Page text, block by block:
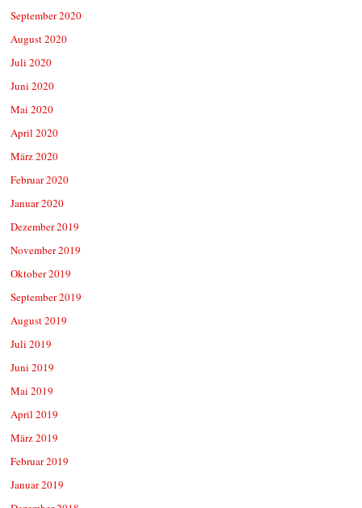
September 2020
August 2020
Juli 2020
Juni 2020
Mai 2020
April 2020
März 2020
Februar 2020
Januar 2020
Dezember 2019
November 2019
Oktober 2019
September 2019
August 2019
Juli 2019
Juni 2019
Mai 2019
April 2019
März 2019
Februar 2019
Januar 2019